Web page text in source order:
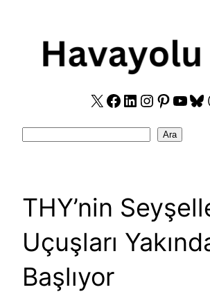
X Facebook
LinkedIn
Ara
THY’nin
Uçuşları
Başlıyor